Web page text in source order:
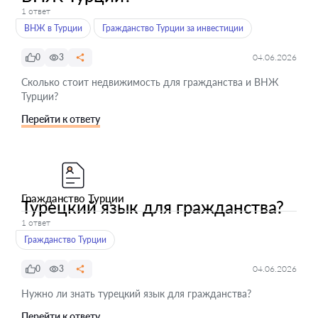
1 ответ
ВНЖ в Турции
Гражданство Турции за инвестиции
0 3 04.06.2026
Сколько стоит недвижимость для гражданства и ВНЖ
Турции?
Перейти к ответу
Гражданство Турции
Турецкий язык для гражданства?
1 ответ
Гражданство Турции
0 3 04.06.2026
Нужно ли знать турецкий язык для гражданства?